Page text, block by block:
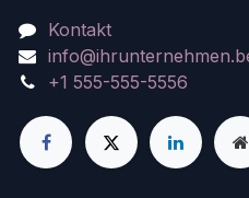
Kontakt
+1 555-555-5556